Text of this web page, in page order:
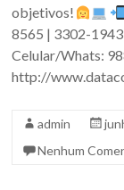
objetivos!
8565 | 3302-
Celular/Whats:
http://
admin
Nenhum